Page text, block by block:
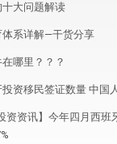
大问题解读
体系详解—干货分享
哪里？？？
资移民签证数量 中国
资资讯】今年四月西班